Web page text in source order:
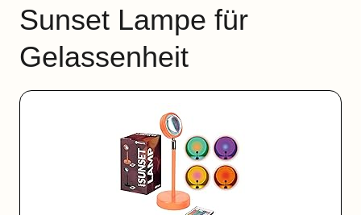
Sunset Lampe für
Gelassenheit